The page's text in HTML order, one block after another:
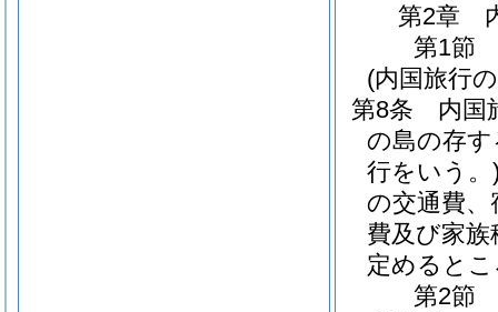
第2章
第1節
(内国旅行
第8条
内国
の島の存
行をいう。
の交通費、
費及び家
定めると
第2節